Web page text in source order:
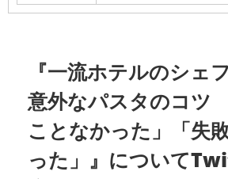
『一流ホテルのシェ
意外なパスタのコツ
ことなかった」「失
った」』について